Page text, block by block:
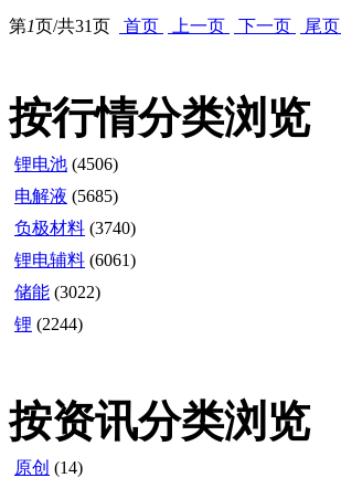
第1页/共31页 首页 上一页 下一页 尾页
按行情分类浏览
锂电池 (4506)
电解液 (5685)
负极材料 (3740)
锂电辅料 (6061)
储能 (3022)
锂 (2244)
按资讯分类浏览
原创 (14)